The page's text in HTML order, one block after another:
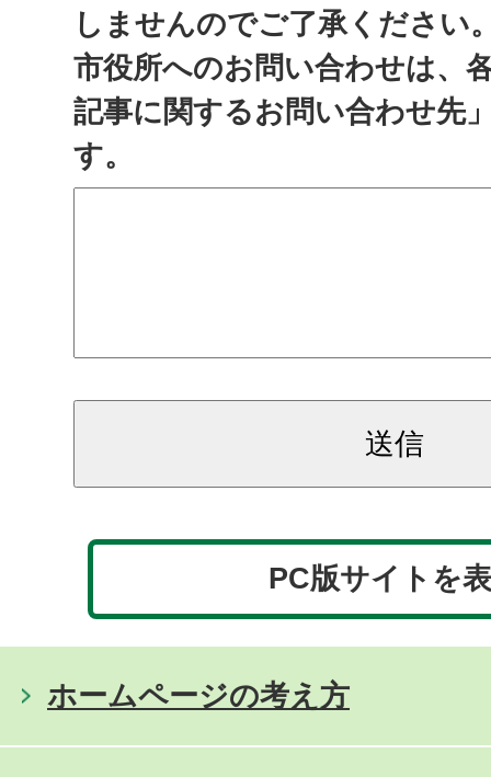
しませんのでご了承ください
市役所へのお問い合わせは、
記事に関するお問い合わせ先
す。
PC版サイトを
ホームページの考え方